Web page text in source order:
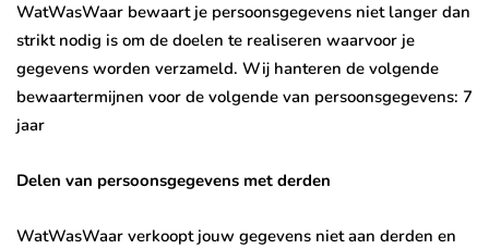
WatWasWaar bewaart je persoonsgegevens niet langer dan
strikt nodig is om de doelen te realiseren waarvoor je
gegevens worden verzameld. Wij hanteren de volgende
bewaartermijnen voor de volgende van persoonsgegevens: 7
jaar
Delen van persoonsgegevens met derden
WatWasWaar verkoopt jouw gegevens niet aan derden en